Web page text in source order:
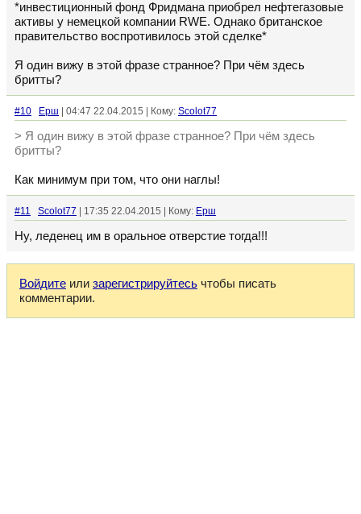
*инвестиционный фонд Фридмана приобрел нефтегазовые
активы у немецкой компании RWE. Однако британское
правительство воспротивилось этой сделке*
Я один вижу в этой фразе странное? При чём здесь
бритты?
#10 Ерш | 04:47 22.04.2015 | Кому: Scolot77
> Я один вижу в этой фразе странное? При чём здесь
бритты?
Как минимум при том, что они наглы!
#11 Scolot77 | 17:35 22.04.2015 | Кому: Ерш
Ну, леденец им в оральное отверстие тогда!!!
Войдите или зарегистрируйтесь чтобы писать
комментарии.